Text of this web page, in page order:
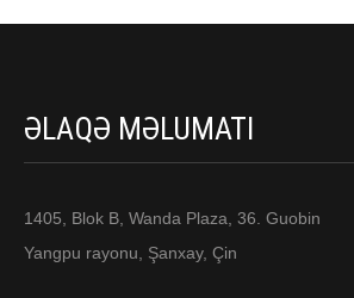
ƏLAQƏ MƏLUMATI
1405, Blok B, Wanda Plaza, 36. Guobin
Yangpu rayonu, Şanxay, Çin